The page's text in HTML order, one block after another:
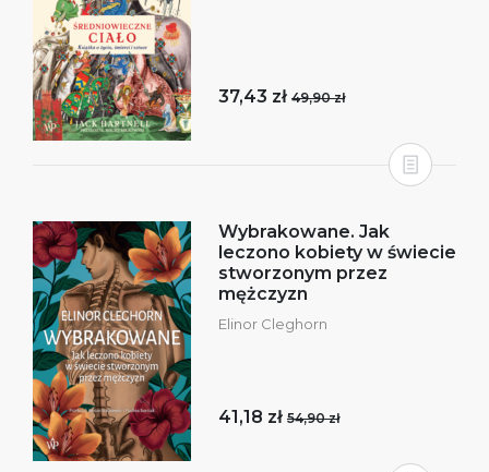
37,43 zł 49,90 zł
Wybrakowane. Jak
leczono kobiety w świecie
stworzonym przez
mężczyzn
Elinor Cleghorn
41,18 zł 54,90 zł